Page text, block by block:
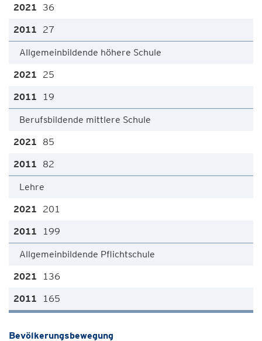
36
27
Allgemeinbildende höhere Schule
25
19
Berufsbildende mittlere Schule
85
82
Lehre
201
199
Allgemeinbildende Pflichtschule
136
165
Bevölkerungsbewegung